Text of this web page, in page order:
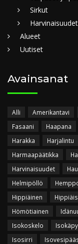
Sirkut
Harvinaisuudet
Alueet
Uutiset
Avainsanat
Alli Amerikantavi
Fasaani
Haapana
Harakka
Harjalintu
Harmaapäätikka
Harvinaisuudet
Helmipöllö
Hippiäinen
Hömötiainen
Isokoskelo
Isosirri